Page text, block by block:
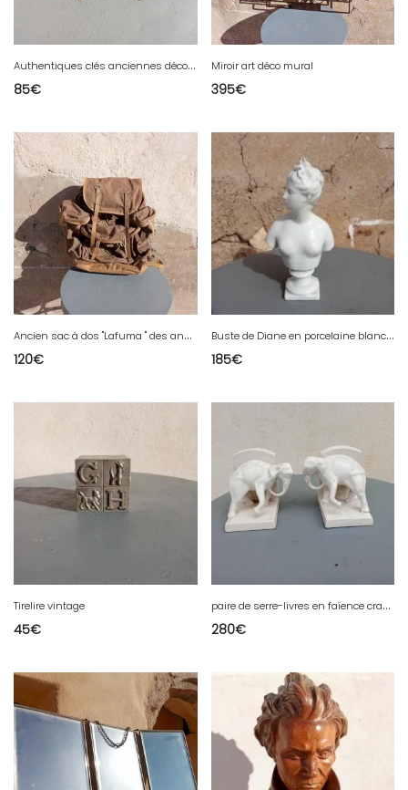
A
uthentiques clés anciennes décoratives Parfaites en suspension murale, en composition ou comme accessoire de vitrine.
85€
Miroir art déco mural
395€
A
ncien sac à dos "Lafuma " des années 1950/60, signée Lafuma. Réalisé en toile épaisse et cuir.
120€
B
uste de Diane en porcelaine blanche de Capodimonte.
185€
Tirelire vintage
45€
p
aire de serre-livres en faïence craquelée
280€